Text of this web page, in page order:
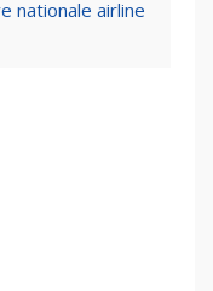
nationale airline